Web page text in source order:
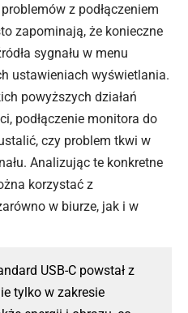
z podłączeniem
zapominają, że konieczne
sygnału w menu
ustawieniach wyświetlania.
powyższych działań
podłączenie monitora do
czy problem tkwi w
Analizując te konkretne
korzystać z
w biurze, jak i w
USB-C powstał z
tylko w zakresie